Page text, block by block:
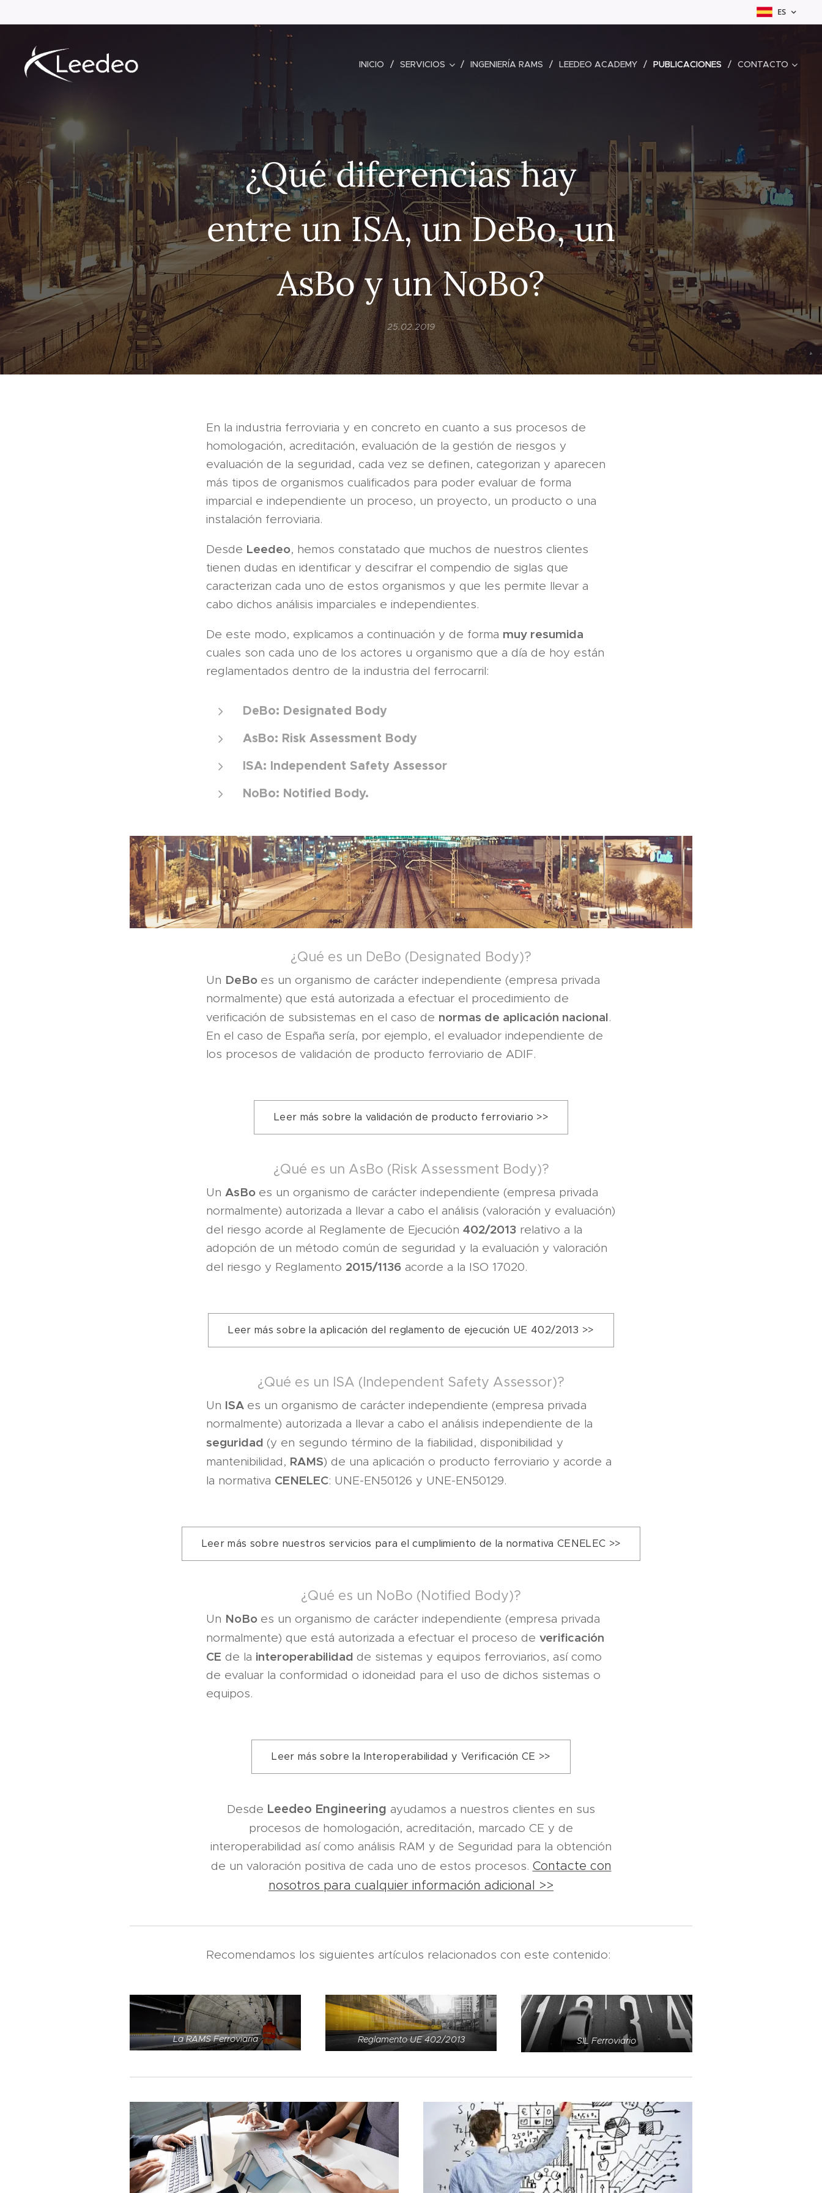
ES
INICIO SERVICIOS INGENIERÍA RAMS LEEDEO ACADEMY PUBLICACIONES CONTACTO
¿Qué diferencias hay
entre un ISA, un DeBo, un
AsBo y un NoBo?
25.02.2019
En la industria ferroviaria y en concreto en cuanto a sus procesos de
homologación, acreditación, evaluación de la gestión de riesgos y
evaluación de la seguridad, cada vez se definen, categorizan y aparecen
más tipos de organismos cualificados para poder evaluar de forma
imparcial e independiente un proceso, un proyecto, un producto o una
instalación ferroviaria.
Desde Leedeo, hemos constatado que muchos de nuestros clientes
tienen dudas en identificar y descifrar el compendio de siglas que
caracterizan cada uno de estos organismos y que les permite llevar a
cabo dichos análisis imparciales e independientes.
De este modo, explicamos a continuación y de forma muy resumida
cuales son cada uno de los actores u organismo que a día de hoy están
reglamentados dentro de la industria del ferrocarril:
DeBo: Designated Body
AsBo: Risk Assessment Body
ISA: Independent Safety Assessor
NoBo: Notified Body.
¿Qué es un DeBo (Designated Body)?
Un DeBo es un organismo de carácter independiente (empresa privada
normalmente) que está autorizada a efectuar el procedimiento de
verificación de subsistemas en el caso de normas de aplicación nacional.
En el caso de España sería, por ejemplo, el evaluador independiente de
los procesos de validación de producto ferroviario de ADIF.
Leer más sobre la validación de producto ferroviario >>
¿Qué es un AsBo (Risk Assessment Body)?
Un AsBo es un organismo de carácter independiente (empresa privada
normalmente) autorizada a llevar a cabo el análisis (valoración y evaluación)
del riesgo acorde al Reglamente de Ejecución 402/2013 relativo a la
adopción de un método común de seguridad y la evaluación y valoración
del riesgo y Reglamento 2015/1136 acorde a la ISO 17020.
Leer más sobre la aplicación del reglamento de ejecución UE 402/2013 >>
¿Qué es un ISA (Independent Safety Assessor)?
Un ISA es un organismo de carácter independiente (empresa privada
normalmente) autorizada a llevar a cabo el análisis independiente de la
seguridad (y en segundo término de la fiabilidad, disponibilidad y
mantenibilidad, RAMS) de una aplicación o producto ferroviario y acorde a
la normativa CENELEC: UNE-EN50126 y UNE-EN50129.
Leer más sobre nuestros servicios para el cumplimiento de la normativa CENELEC >>
¿Qué es un NoBo (Notified Body)?
Un NoBo es un organismo de carácter independiente (empresa privada
normalmente) que está autorizada a efectuar el proceso de verificación
CE de la interoperabilidad de sistemas y equipos ferroviarios, así como
de evaluar la conformidad o idoneidad para el uso de dichos sistemas o
equipos.
Leer más sobre la Interoperabilidad y Verificación CE >>
Desde Leedeo Engineering ayudamos a nuestros clientes en sus
procesos de homologación, acreditación, marcado CE y de
interoperabilidad así como análisis RAM y de Seguridad para la obtención
de un valoración positiva de cada uno de estos procesos. Contacte con
nosotros para cualquier información adicional >>
Recomendamos los siguientes artículos relacionados con este contenido:
La RAMS Ferroviaria Reglamento UE 402/2013 SIL Ferroviario